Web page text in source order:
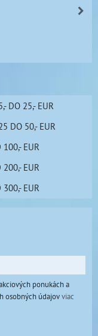
DO 25,- EUR
DO 50,- EUR
100,- EUR
200,- EUR
300,- EUR
ponukách a
osobných údajovviac